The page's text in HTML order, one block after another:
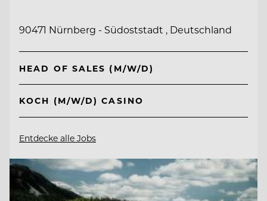
90471 Nürnberg - Südoststadt , Deutschland
HEAD OF SALES (M/W/D)
KOCH (M/W/D) CASINO
Entdecke alle Jobs